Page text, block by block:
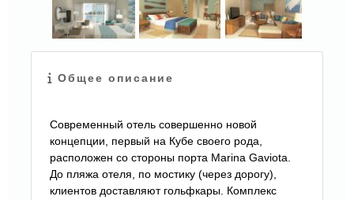
Общее описание
Современный отель совершенно новой
концепции, первый на Кубе своего рода,
расположен со стороны порта Marina Gaviota.
До пляжа отеля, по мостику (через дорогу),
клиентов доставляют гольфкары. Комплекс